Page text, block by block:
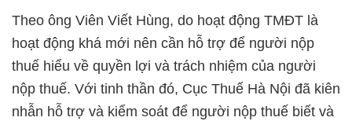
Theo ông Viên Viết Hùng, do hoạt động TMĐT là
hoạt động khá mới nên cần hỗ trợ để người nộp
thuế hiểu về quyền lợi và trách nhiệm của người
nộp thuế. Với tinh thần đó, Cục Thuế Hà Nội đã kiên
nhẫn hỗ trợ và kiểm soát để người nộp thuế biết và